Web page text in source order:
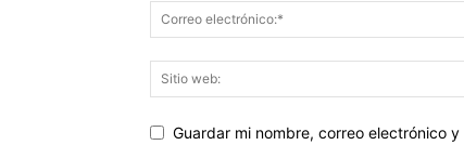
Guardar mi nombre, correo electrónico